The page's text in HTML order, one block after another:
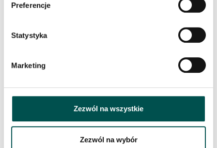
Preferencje
Statystyka
Marketing
Zezwól na wszystkie
Zezwól na wybór